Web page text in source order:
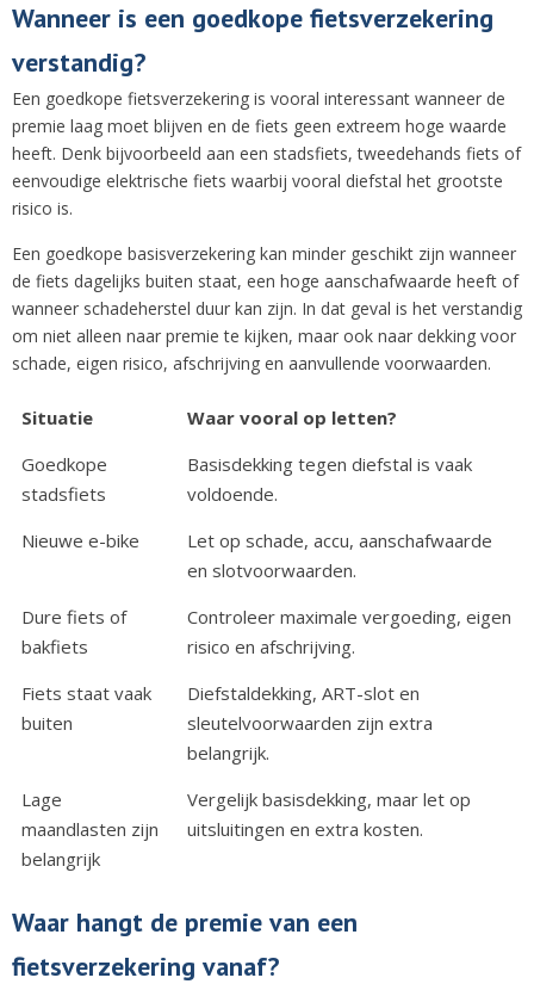
Wanneer is een goedkope fietsverzekering
verstandig?
Een goedkope fietsverzekering is vooral interessant wanneer de
premie laag moet blijven en de fiets geen extreem hoge waarde
heeft. Denk bijvoorbeeld aan een stadsfiets, tweedehands fiets of
eenvoudige elektrische fiets waarbij vooral diefstal het grootste
risico is.
Een goedkope basisverzekering kan minder geschikt zijn wanneer
de fiets dagelijks buiten staat, een hoge aanschafwaarde heeft of
wanneer schadeherstel duur kan zijn. In dat geval is het verstandig
om niet alleen naar premie te kijken, maar ook naar dekking voor
schade, eigen risico, afschrijving en aanvullende voorwaarden.
Situatie
Waar vooral op letten?
Goedkope
stadsfiets
Basisdekking tegen diefstal is vaak
voldoende.
Nieuwe e-bike
Let op schade, accu, aanschafwaarde
en slotvoorwaarden.
Dure fiets of
bakfiets
Controleer maximale vergoeding, eigen
risico en afschrijving.
Fiets staat vaak
buiten
Diefstaldekking, ART-slot en
sleutelvoorwaarden zijn extra
belangrijk.
Lage
maandlasten zijn
belangrijk
Vergelijk basisdekking, maar let op
uitsluitingen en extra kosten.
Waar hangt de premie van een
fietsverzekering vanaf?